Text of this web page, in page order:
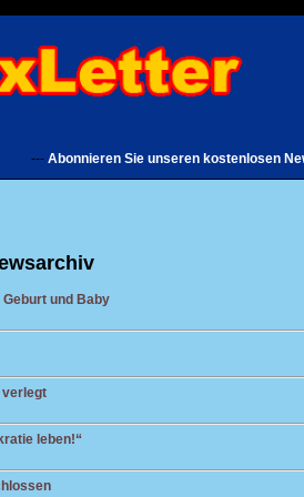
Abonnieren Sie unseren kostenlosen
und Baby
verlegt
leben!“